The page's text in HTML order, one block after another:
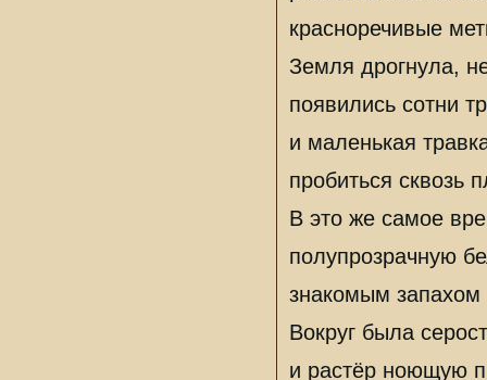
красноречивые
Земля дрогнула,
появились сотни
и маленькая
пробиться сквозь
В это же самое
полупрозрачную
знакомым запахом
Вокруг была
и растёр ноющую